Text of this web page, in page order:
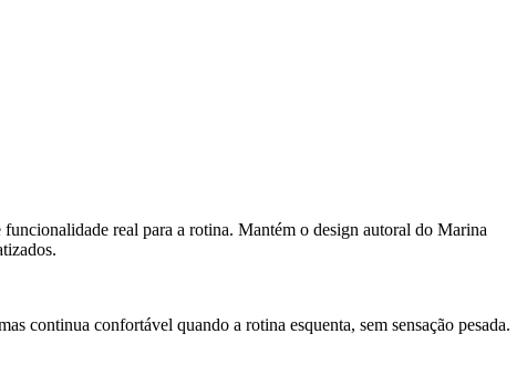
real para a rotina. Mantém o design autoral do Marina
continua confortável quando a rotina esquenta, sem sensação pesada.